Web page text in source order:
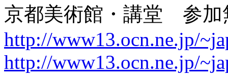
京都美術館・講堂 参
http://www13.ocn.ne.jp/
http://www13.ocn.ne.jp/